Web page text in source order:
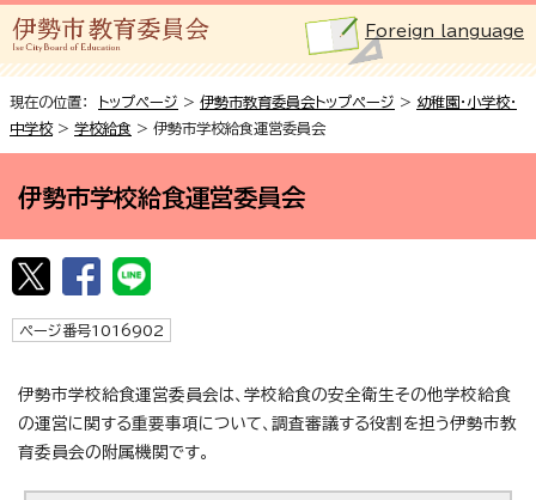
Foreign language
現在の位置： トップページ > 伊勢市教育委員会トップページ > 幼稚園・小学校・
中学校> 学校給食 > 伊勢市学校給食運営委員会
伊勢市学校給食運営委員会
ページ番号1016902
伊勢市学校給食運営委員会は、学校給食の安全衛生その他学校給食
の運営に関する重要事項について、調査審議する役割を担う伊勢市教
育委員会の附属機関です。